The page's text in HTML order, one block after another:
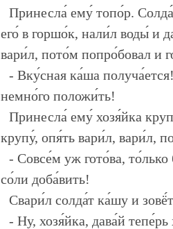
Принесла́ ему́ топо́р.
его́ в горшо́к, нали́л воды́ и
вари́л, пото́м попро́бовал и
- Вку́сная ка́ша
немно́го положи́ть!
Принесла́ ему́ хозя́йка
крупу́, опя́ть вари́л, вари́л,
- Совсе́м уж гото́ва,
со́ли доба́вить!
Свари́л солда́т ка́шу и
- Ну, хозя́йка, дава́й